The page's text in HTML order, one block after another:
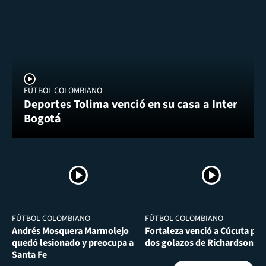
FÚTBOL COLOMBIANO
Deportes Tolima venció en su casa a Inter
Bogotá
FÚTBOL COLOMBIANO
Andrés Mosquera Marmolejo
quedó lesionado y preocupa a
Santa Fe
FÚTBOL COLOMBIANO
Fortaleza venció a Cúcuta por
dos golazos de Richardson